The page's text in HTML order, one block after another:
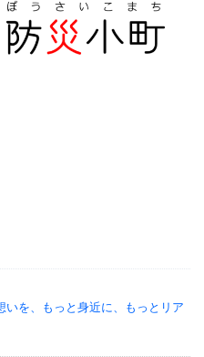
いを、もっと身近に、もっとリア